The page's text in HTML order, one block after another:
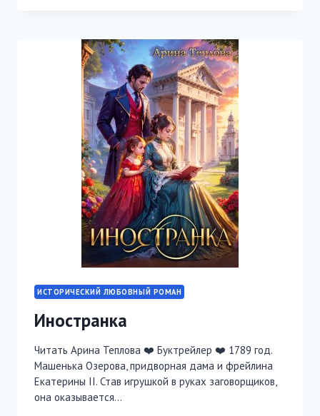
ИСТОРИЧЕСКИЙ ЛЮБОВНЫЙ РОМАН
Иностранка
Читать Арина Теплова ❤️ Буктрейлер ❤️ 1789 год.
Машенька Озерова, придворная дама и фрейлина
Екатерины II. Став игрушкой в руках заговорщиков,
она оказывается…